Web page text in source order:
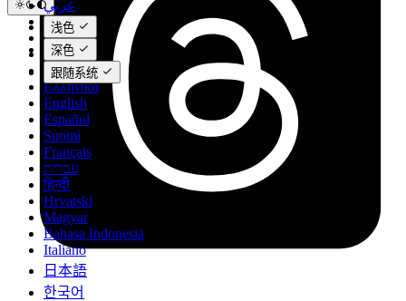
عربي
Català
Čeština
Dansk
Deutsch
Ελληνικά
English
Español
Suomi
Français
עברית
हिन्दी
Hrvatski
Magyar
Bahasa Indonesia
Italiano
日本語
한국어
浅色
深色
跟随系统